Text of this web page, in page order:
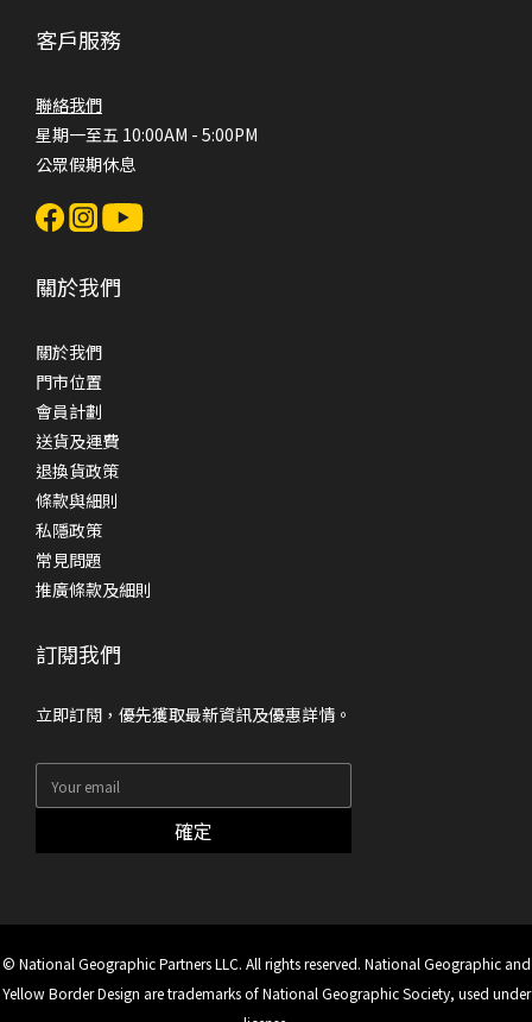
客戶服務
聯絡我們
星期一至五 10:00AM - 5:00PM
公眾假期休息
關於我們
關於我們
門市位置
會員計劃
送貨及運費
退換貨政策
條款與細則
私隱政策
常見問題
推廣條款及細則
訂閱我們
立即訂閱，優先獲取最新資訊及優惠詳情。
確定
© National Geographic Partners LLC. All rights reserved. National Geographic and
Yellow Border Design are trademarks of National Geographic Society, used under